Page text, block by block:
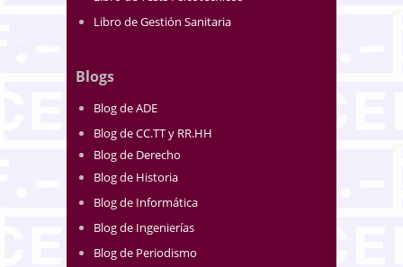
Libro de Gestión Sanitaria
Blogs
Blog de ADE
Blog de CC.TT y RR.HH
Blog de Derecho
Blog de Historia
Blog de Informática
Blog de Ingenierías
Blog de Periodismo